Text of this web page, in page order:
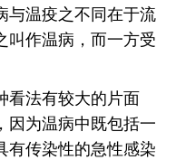
与温疫之不同在于流
叫作温病，而一方受
看法有较大的片面
因为温病中既包括一
有传染性的急性感染